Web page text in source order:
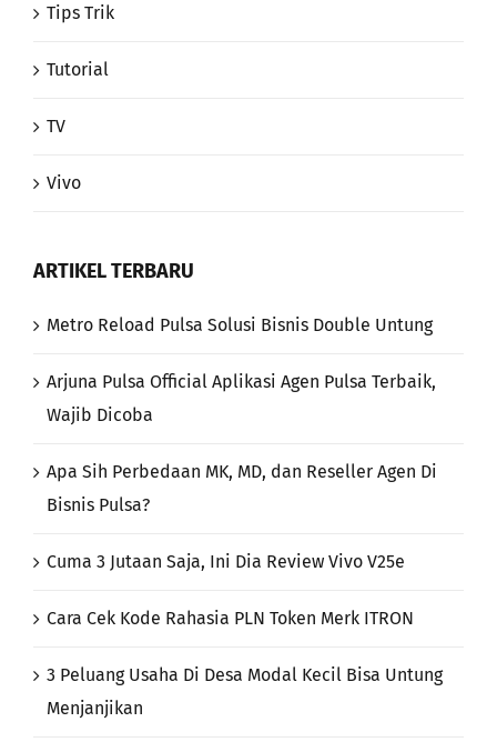
Tips Trik
Tutorial
TV
Vivo
ARTIKEL TERBARU
Metro Reload Pulsa Solusi Bisnis Double Untung
Arjuna Pulsa Official Aplikasi Agen Pulsa Terbaik,
Wajib Dicoba
Apa Sih Perbedaan MK, MD, dan Reseller Agen Di
Bisnis Pulsa?
Cuma 3 Jutaan Saja, Ini Dia Review Vivo V25e
Cara Cek Kode Rahasia PLN Token Merk ITRON
3 Peluang Usaha Di Desa Modal Kecil Bisa Untung
Menjanjikan